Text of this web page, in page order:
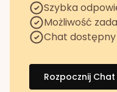
Szybka
Możliwość
Chat
Rozpocznij Chat